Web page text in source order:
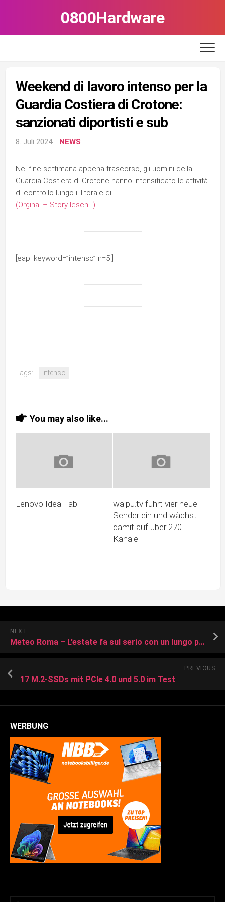
0800Hardware
Weekend di lavoro intenso per la
Guardia Costiera di Crotone:
sanzionati diportisti e sub
8. Juli 2024 NEWS
Nel fine settimana appena trascorso, gli uomini della
Guardia Costiera di Crotone hanno intensificato le attività
di controllo lungo il litorale di …
(Orginal – Story lesen…)
[eapi keyword=”intenso” n=5 ]
Tags: intenso
You may also like...
Lenovo Idea Tab
waipu.tv führt vier neue
Sender ein und wächst
damit auf über 270
Kanäle
NEXT
Meteo Roma – L’estate fa sul serio con un lungo periodo stabile, tanto sole e caldo intenso in arrivo
PREVIOUS
17 M.2-SSDs mit PCIe 4.0 und 5.0 im Test
WERBUNG